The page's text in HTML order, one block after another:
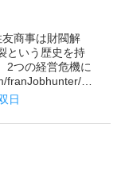
友商事は財閥解
という歴史を持
2つの経営危機に
franJobhunter/…
日